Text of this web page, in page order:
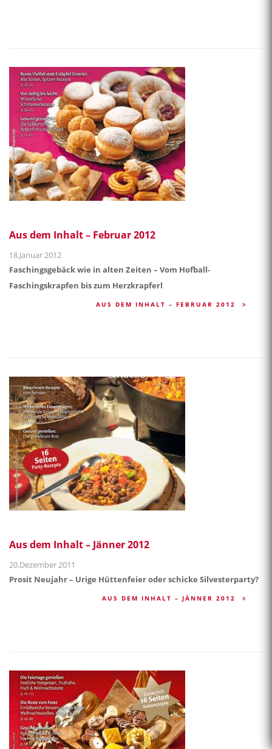
Aus dem Inhalt – Februar 2012
18.Januar 2012
Faschingsgebäck wie in alten Zeiten – Vom Hofball-
Faschingskrapfen bis zum Herzkrapferl
AUS DEM INHALT – FEBRUAR 2012
Aus dem Inhalt – Jänner 2012
20.Dezember 2011
Prosit Neujahr – Urige Hüttenfeier oder schicke Silvesterparty?
AUS DEM INHALT – JÄNNER 2012